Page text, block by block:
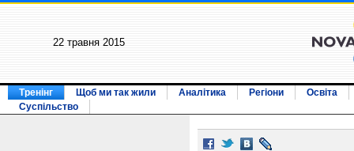
22 травня 2015
Тренінг Щоб ми так жили Аналітика Регіони
Освіта
Суспільство